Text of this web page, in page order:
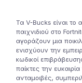
Τα V-Bucks είναι το
παιχνιδιού στο
αγοράζουν μια
ενισχύουν την
κωδικοί
παίκτες την
ανταμοιβές,